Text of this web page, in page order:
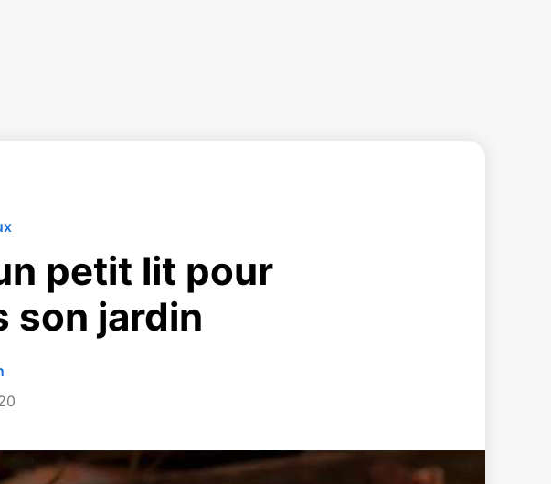
petit lit pour
son jardin